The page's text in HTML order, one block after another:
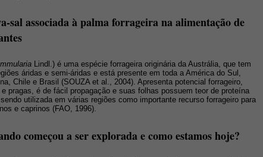
sal associada à palma forrageira na alimentação de
Lindl.) é uma espécie forrageira originária da Austrália, que tem
áridas e semi-áridas e está presente em toda a América do Sul,
Chile e Brasil (SOUZA et al., 2004). Apresenta potencial forrageiro,
pragas, é de fácil propagação e suas folhas possuem teor de proteína
utilizada em várias regiões como importante recurso forrageiro para
e caprinos (FAO, 1996).
começou a ser explorada e como estamos hoje?